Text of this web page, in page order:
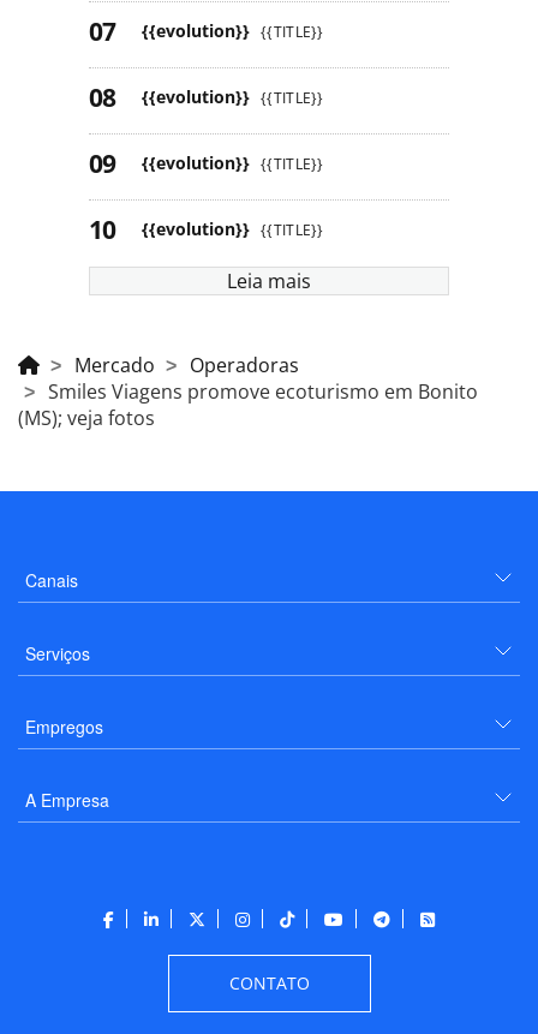
{{evolution}} {{TITLE}}
{{evolution}} {{TITLE}}
{{evolution}} {{TITLE}}
{{evolution}} {{TITLE}}
Leia mais
Mercado
Operadoras
Smiles Viagens promove ecoturismo em Bonito
(MS); veja fotos
Canais
Serviços
Empregos
A Empresa
CONTATO